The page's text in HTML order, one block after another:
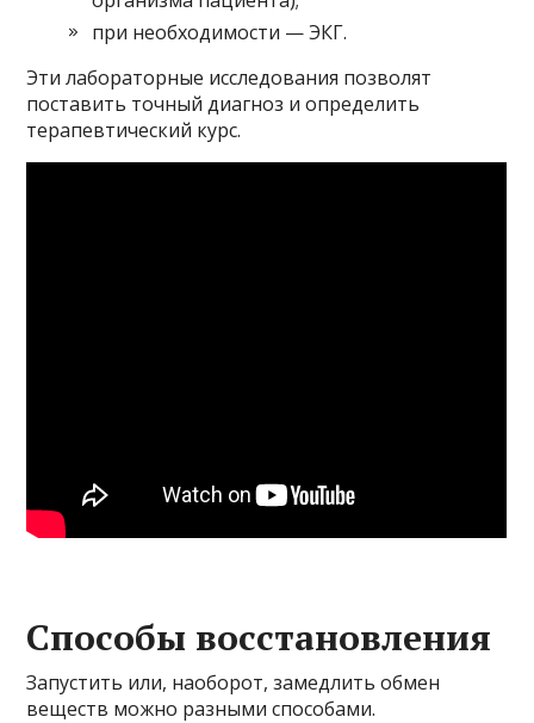
при необходимости — ЭКГ.
Эти лабораторные исследования позволят
поставить точный диагноз и определить
терапевтический курс.
Способы восстановления
Запустить или, наоборот, замедлить обмен
веществ можно разными способами.